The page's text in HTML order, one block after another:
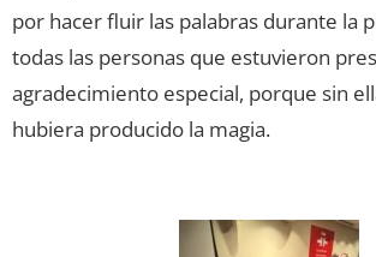
por hacer fluir las palabras durante la
todas las personas que estuvieron
agradecimiento especial, porque sin
hubiera producido la magia.